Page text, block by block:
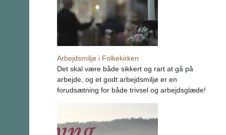
Arbejdsmiljø i Folkekirken
Det skal være både sikkert og rart at gå på
arbejde, og et godt arbejdsmiljø er en
forudsætning for både trivsel og arbejdsglæde!